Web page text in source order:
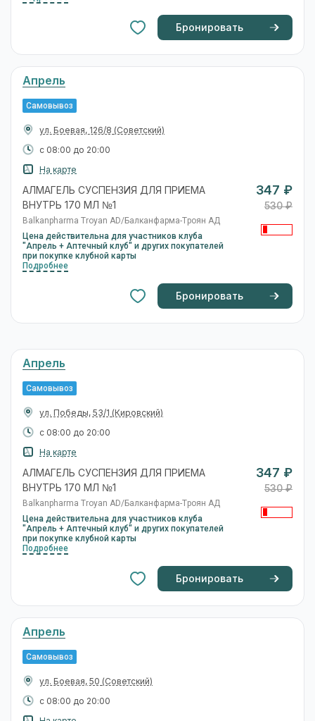
Цена действительна для участников клуба
"Апрель + Аптечный клуб" и других покупателей
при покупке клубной карты
Бронировать
Самовывоз
ул. Хибинская, 17
с 08:00 до 20:00
На карте
АЛМАГЕЛЬ СУСПЕНЗИЯ ДЛЯ ПРИЕМА
ВНУТРЬ 170 МЛ №1
Balkanpharma Troyan AD/Балканфарма-Троян АД
Цена действительна для участников клуба
"Апрель + Аптечный клуб" и других покупателей
при покупке клубной карты
347 ₽
Самовывоз
ул. Николая Островского, 74
с 08:00 до 20:00
На карте
АЛМАГЕЛЬ СУСПЕНЗИЯ ДЛЯ ПРИЕМА
ВНУТРЬ 170 МЛ №1
Balkanpharma Troyan AD/Балканфарма-Троян АД
Цена действительна для участников клуба
"Апрель + Аптечный клуб" и других покупателей
при покупке клубной карты
347 ₽
Бронировать
Самовывоз